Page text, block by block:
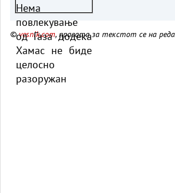
©vesnik.com, правата за текстот се на